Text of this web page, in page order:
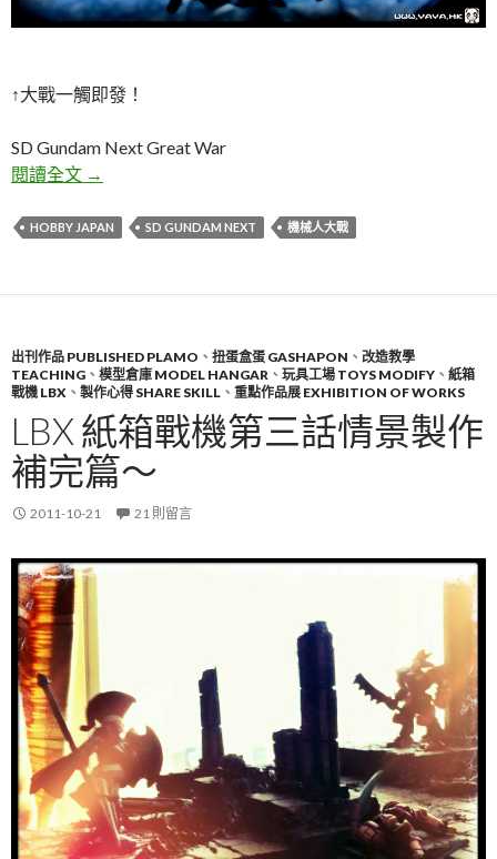
↑大戰一觸即發！
SD Gundam Next Great War
閱讀全文 超級 SD Gundam Next 大戰！+ 製作篇
→
HOBBY JAPAN SD GUNDAM NEXT 機械人大戰
出刊作品 PUBLISHED PLAMO 、 扭蛋盒蛋 GASHAPON 、 改造教學
TEACHING 、 模型倉庫 MODEL HANGAR 、 玩具工場 TOYS MODIFY 、 紙箱
戰機 LBX 、 製作心得 SHARE SKILL 、 重點作品展 EXHIBITION OF WORKS
LBX 紙箱戰機第三話情景製作
補完篇～
2011-10-21 21 則留言